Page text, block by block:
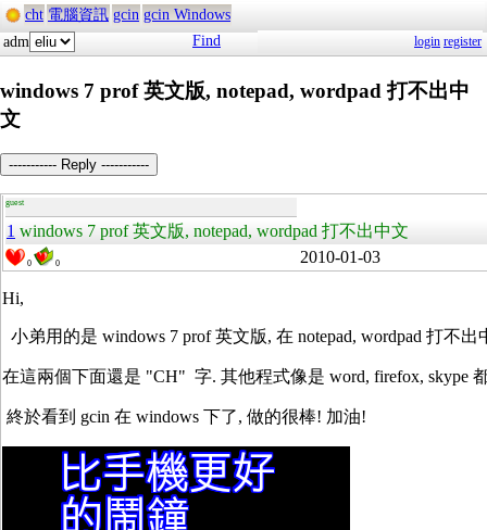
cht 電腦資訊 gcin gcin Windows
adm
Find login register
windows 7 prof 英文版, notepad, wordpad 打不出中
文
----------- Reply -----------
guest
1 windows 7 prof 英文版, notepad, wordpad 打不出中文
0 0 2010-01-03
Hi,
小弟用的是 windows 7 prof 英文版, 在 notepad, wordpad 打不
在這兩個下面還是 "CH" 字. 其他程式像是 word, firefox, skype
終於看到 gcin 在 windows 下了, 做的很棒! 加油!